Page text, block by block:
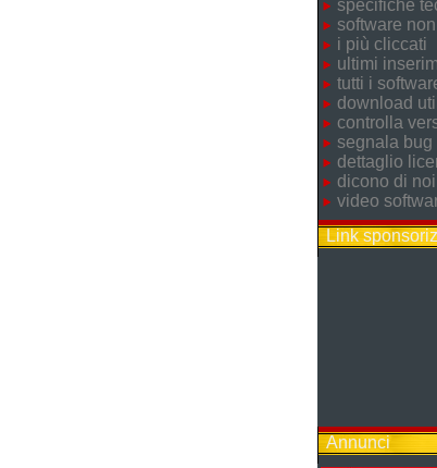
specifiche
software
i più cliccati
ultimi
tutti i
download
controlla
segnala bug
dettaglio
dicono di noi
video
Link
Annunci